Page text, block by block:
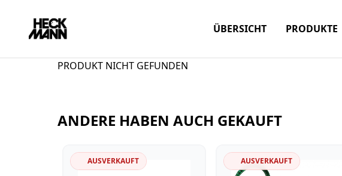
ÜBERSICHT PRODUKTE
PRODUKT NICHT GEFUNDEN
ANDERE HABEN AUCH GEKAUFT
AUSVERKAUFT AUSVERKAUFT